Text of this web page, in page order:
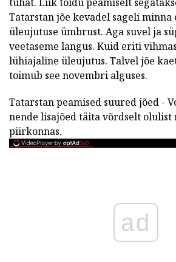
Tatarstan jõe kevadel sageli minna
üleujutuse ümbrust. Aga suvel ja
veetaseme langus. Kuid eriti
lühiajaline üleujutus. Talvel jõe
toimub see novembri alguses.
Tatarstan peamised suured jõed -
nende lisajõed täita võrdselt
piirkonnas.
ad